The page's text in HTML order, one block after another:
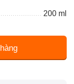
200 ml